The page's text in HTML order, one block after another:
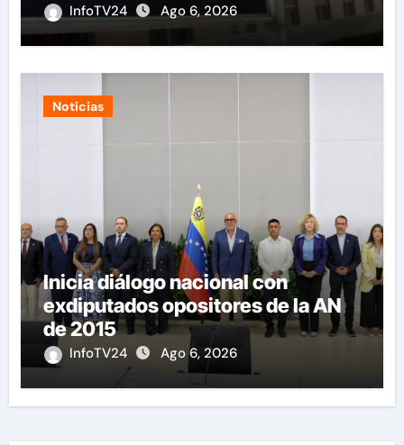
InfoTV24 Ago 6, 2026
Noticias
Inicia diálogo nacional con
exdiputados opositores de la AN
de 2015
InfoTV24 Ago 6, 2026